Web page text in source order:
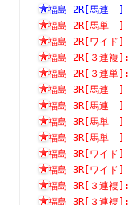
福島 2R[馬連
福島 2R[馬単
福島 2R[ワイ
福島 2R[３
福島 2R[３連
福島 3R[馬
福島 3R[馬
福島 3R[馬
福島 3R[馬
福島 3R[ワ
福島 3R[ワ
福島 3R[３
福島 3R[３